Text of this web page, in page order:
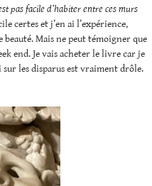
pas facile d’habiter entre ces murs
certes et j’en ai l’expérience,
Mais ne peut témoigner que
end. Je vais acheter le livre car je
sur les disparus est vraiment drôle.